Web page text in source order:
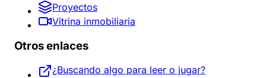
Proyectos
Vitrina inmobiliaria
Otros enlaces
¿Buscando algo para leer o jugar?